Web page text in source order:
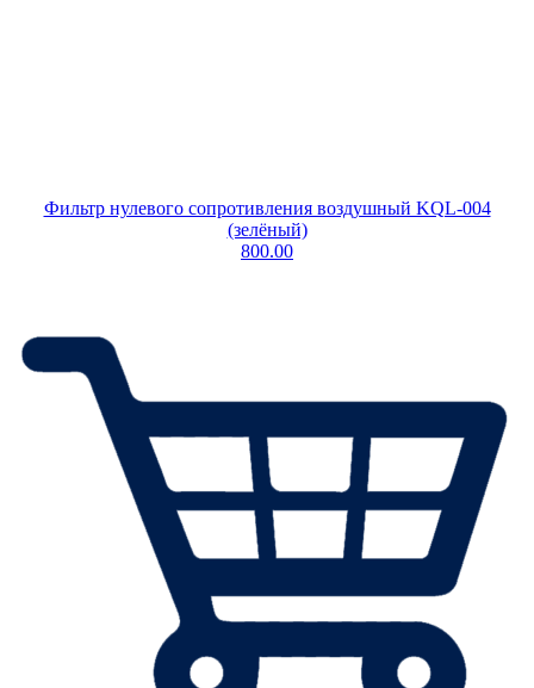
Фильтр нулевого сопротивления воздушный KQL-004
(зелёный)
800.00